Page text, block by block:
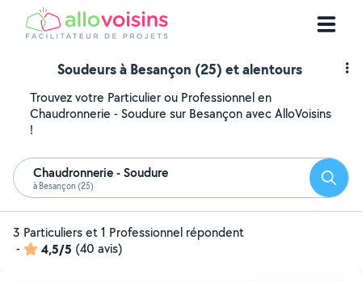
Soudeurs à Besançon (25) et alentours
Trouvez votre Particulier ou Professionnel en
Chaudronnerie - Soudure sur Besançon avec AlloVoisins
!
Chaudronnerie - Soudure
à Besançon (25)
3 Particuliers et 1 Professionnel répondent
-
4,5/5 (40 avis)